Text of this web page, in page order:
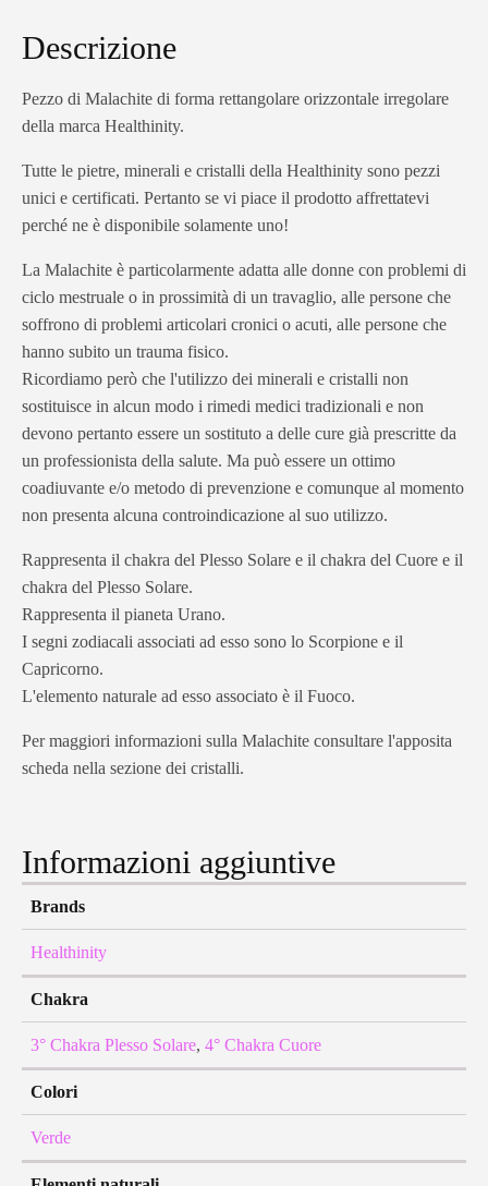
Descrizione
Pezzo di Malachite di forma rettangolare orizzontale irregolare
della marca Healthinity.
Tutte le pietre, minerali e cristalli della Healthinity sono pezzi
unici e certificati. Pertanto se vi piace il prodotto affrettatevi
perché ne è disponibile solamente uno!
La Malachite è particolarmente adatta alle donne con problemi di
ciclo mestruale o in prossimità di un travaglio, alle persone che
soffrono di problemi articolari cronici o acuti, alle persone che
hanno subito un trauma fisico.
Ricordiamo però che l'utilizzo dei minerali e cristalli non
sostituisce in alcun modo i rimedi medici tradizionali e non
devono pertanto essere un sostituto a delle cure già prescritte da
un professionista della salute. Ma può essere un ottimo
coadiuvante e/o metodo di prevenzione e comunque al momento
non presenta alcuna controindicazione al suo utilizzo.
Rappresenta il chakra del Plesso Solare e il chakra del Cuore e il
chakra del Plesso Solare.
Rappresenta il pianeta Urano.
I segni zodiacali associati ad esso sono lo Scorpione e il
Capricorno.
L'elemento naturale ad esso associato è il Fuoco.
Per maggiori informazioni sulla Malachite consultare l'apposita
scheda nella sezione dei cristalli.
Informazioni aggiuntive
Brands
Healthinity
Chakra
3° Chakra Plesso Solare, 4° Chakra Cuore
Colori
Verde